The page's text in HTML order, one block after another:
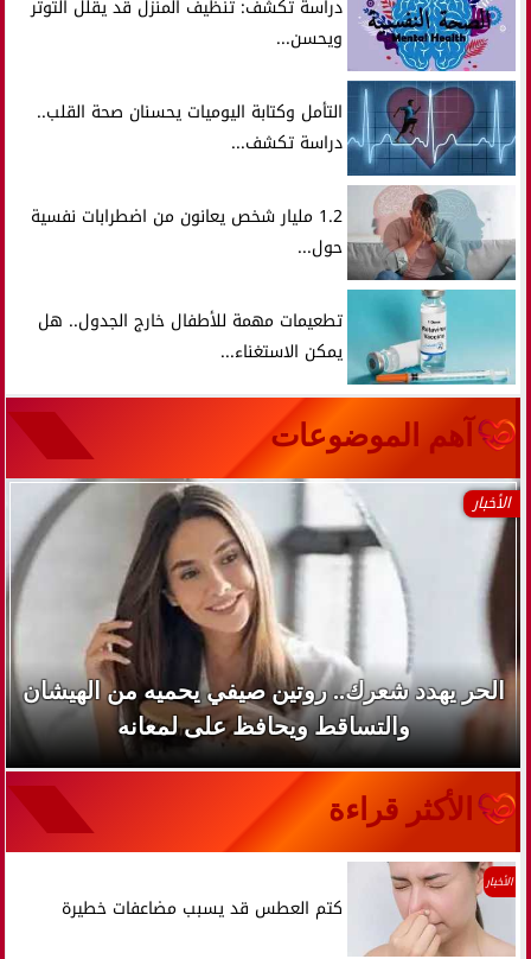
دراسة تكشف: تنظيف المنزل قد يقلل التوتر
ويحسن...
التأمل وكتابة اليوميات يحسنان صحة القلب..
دراسة تكشف...
1.2 مليار شخص يعانون من اضطرابات نفسية
حول...
تطعيمات مهمة للأطفال خارج الجدول.. هل
يمكن الاستغناء...
آهم الموضوعات
الأخبار
الحر يهدد شعرك.. روتين صيفي يحميه من الهيشان
والتساقط ويحافظ على لمعانه
الأكثر قراءة
الأخبار
كتم العطس قد يسبب مضاعفات خطيرة